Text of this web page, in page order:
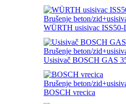
Brušenje beton/
WÜRTH usisivac ISS50-
Brušenje beton/
Usisivač BOSCH GAS
Brušenje beton/
BOSCH vrecica